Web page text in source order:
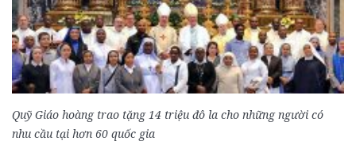
Quỹ Giáo hoàng trao tặng 14 triệu đô la cho những người có
nhu cầu tại hơn 60 quốc gia